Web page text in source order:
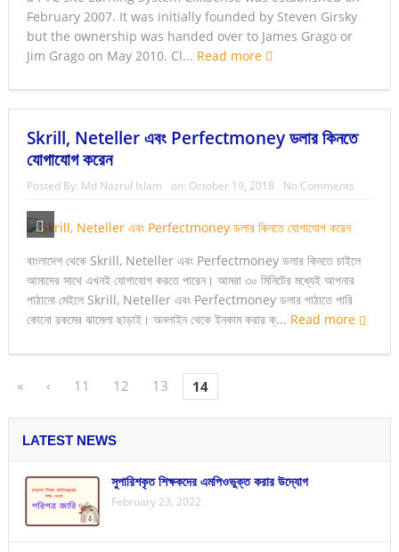
February 2007. It was initially founded by Steven Girsky
but the ownership was handed over to James Grago or
Jim Grago on May 2010. Cl... Read more
Skrill, Neteller এবং Perfectmoney ডলার কিনতে
যোগাযোগ করেন
Posted By: Md Nazrul Islam on: October 19, 2018 No Comments
বাংলাদেশ থেকে Skrill, Neteller এবং Perfectmoney ডলার কিনতে চাইলে
আমাদের সাথে এখনই যোগাযোগ করতে পারেন। আমরা ৩০ মিনিটের মধ্যেই আপনার
পাঠানো মেইলে Skrill, Neteller এবং Perfectmoney ডলার পাঠাতে পারি
কোনো রকমের ঝামেলা ছাড়াই। অনলাইন থেকে ইনকাম করার ক্... Read more
« ‹ 11 12 13 14
LATEST NEWS
সুপারিশকৃত শিক্ষকদের এমপিওভুক্ত করার উদ্যোগ
February 23, 2022